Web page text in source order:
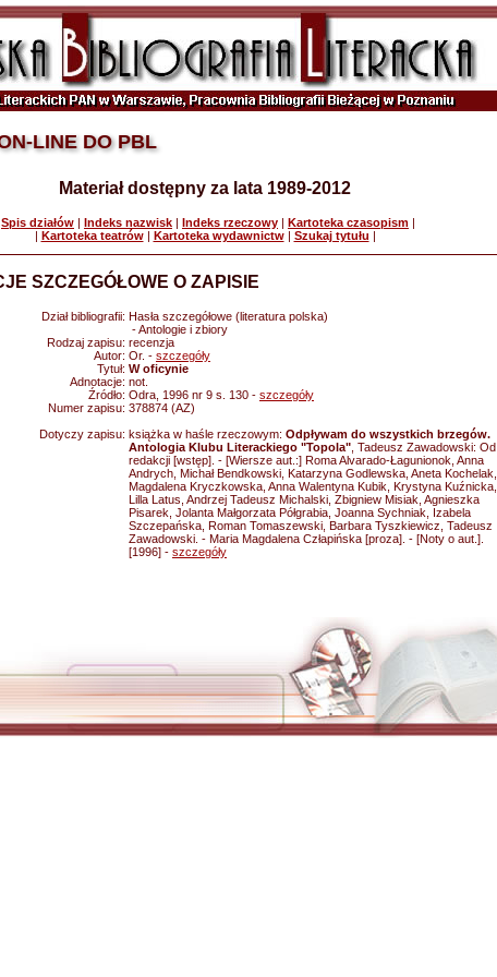
LINE DO PBL
Materiał dostępny za lata 1989-2012
Spis działów | Indeks nazwisk | Indeks rzeczowy | Kartoteka czasopism |
| Kartoteka teatrów| Kartoteka wydawnictw| Szukaj tytułu |
SZCZEGÓŁOWE O ZAPISIE
Dział bibliografii: Hasła szczegółowe (literatura polska)
- Antologie i zbiory
Rodzaj zapisu: recenzja
Autor: Or. - szczegóły
Tytuł: W oficynie
Adnotacje: not.
Źródło: Odra, 1996 nr 9 s. 130 - szczegóły
Numer zapisu: 378874 (AZ)
Dotyczy zapisu: książka w haśle rzeczowym: Odpływam do wszystkich brzegów.
Antologia Klubu Literackiego "Topola" , Tadeusz Zawadowski: Od
redakcji [wstęp]. - [Wiersze aut.:] Roma Alvarado-Łagunionok, Anna
Andrych, Michał Bendkowski, Katarzyna Godlewska, Aneta Kochelak,
Magdalena Kryczkowska, Anna Walentyna Kubik, Krystyna Kuźnicka,
Lilla Latus, Andrzej Tadeusz Michalski, Zbigniew Misiak, Agnieszka
Pisarek, Jolanta Małgorzata Półgrabia, Joanna Sychniak, Izabela
Szczepańska, Roman Tomaszewski, Barbara Tyszkiewicz, Tadeusz
Zawadowski. - Maria Magdalena Człapińska [proza]. - [Noty o aut.].
[1996] - szczegóły